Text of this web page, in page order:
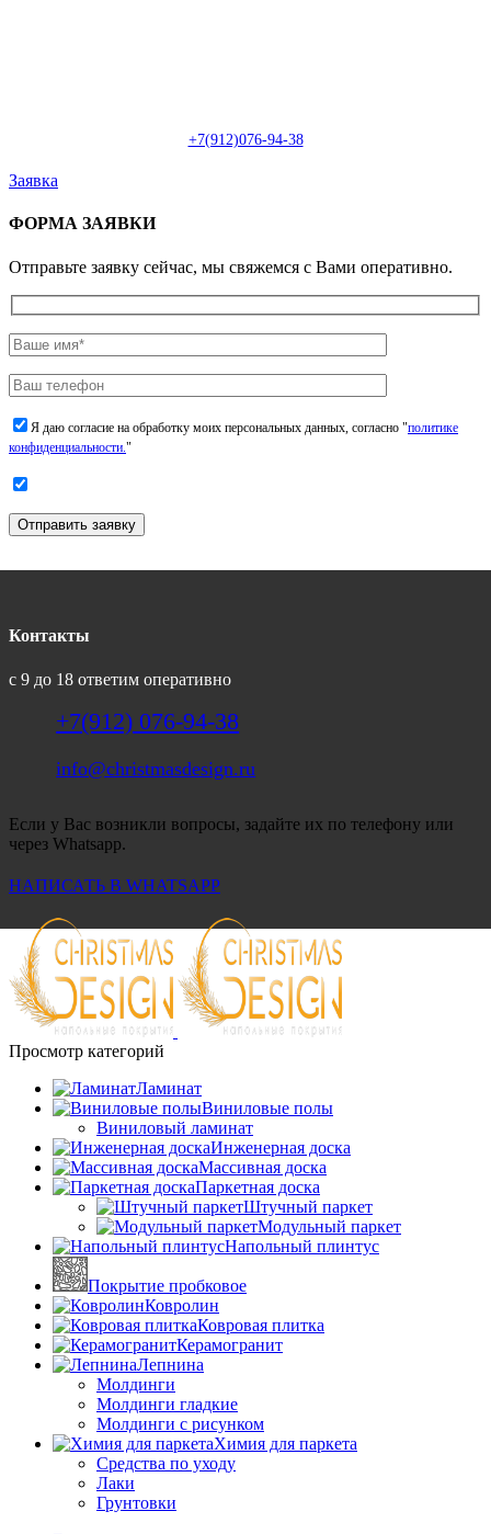
+7(912)076-94-38
Заявка
ФОРМА ЗАЯВКИ
Отправьте заявку сейчас, мы свяжемся с Вами оперативно.
Я даю согласие на обработку моих персональных данных, согласно "политике
конфиденциальности."
Отправить заявку
Контакты
с 9 до 18 ответим оперативно
+7(912) 076-94-38
info@christmasdesign.ru
Если у Вас возникли вопросы, задайте их по телефону или
через Whatsapp.
НАПИСАТЬ В WHATSAPP
Просмотр категорий
Ламинат
Виниловые полы
Виниловый ламинат
Инженерная доска
Массивная доска
Паркетная доска
Штучный паркет
Модульный паркет
Напольный плинтус
Покрытие пробковое
Ковролин
Ковровая плитка
Керамогранит
Лепнина
Молдинги
Молдинги гладкие
Молдинги с рисунком
Химия для паркета
Средства по уходу
Лаки
Грунтовки